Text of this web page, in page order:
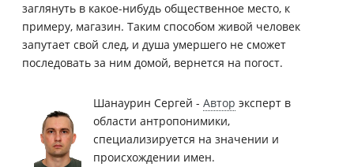
заглянуть в какое-нибудь общественное место, к
примеру, магазин. Таким способом живой человек
запутает свой след, и душа умершего не сможет
последовать за ним домой, вернется на погост.
Шанаурин Сергей - Автор эксперт в
области антропонимики,
специализируется на значении и
происхождении имен.